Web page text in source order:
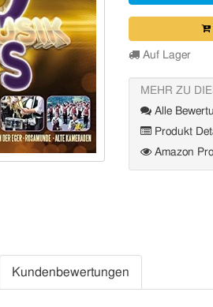
Auf Lager
MEHR ZU
Alle
Produkt
Amazon
Kundenbewertungen